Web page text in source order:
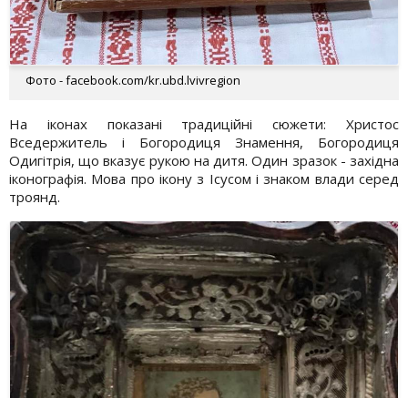
Фото - facebook.com/kr.ubd.lvivregion
На іконах показані традиційні сюжети: Христос
Вседержитель і Богородиця Знамення, Богородиця
Одигітрія, що вказує рукою на дитя. Один зразок - західна
іконографія. Мова про ікону з Ісусом і знаком влади серед
троянд.